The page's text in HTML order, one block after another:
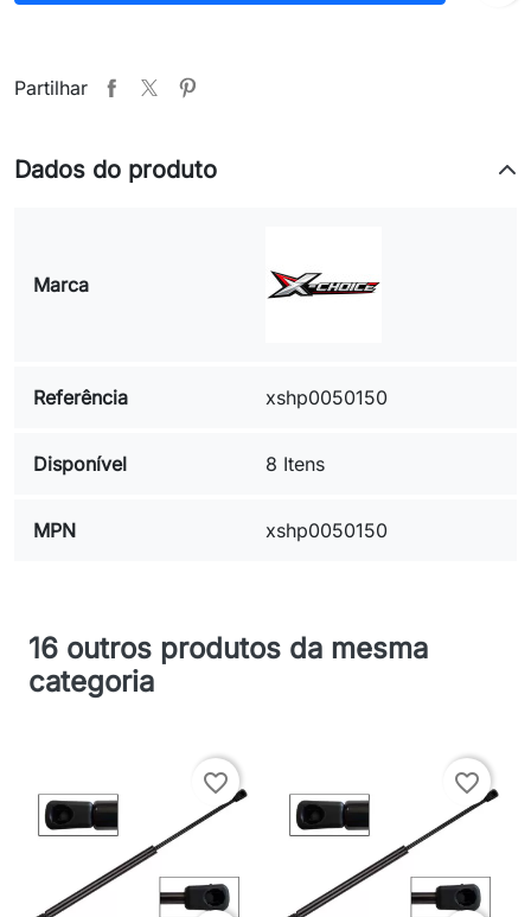
Partilhar
Dados do produto
Marca
Referência xshp0050150
Disponível 8 Itens
MPN xshp0050150
16 outros produtos da mesma
categoria
favorite_border favorite_border